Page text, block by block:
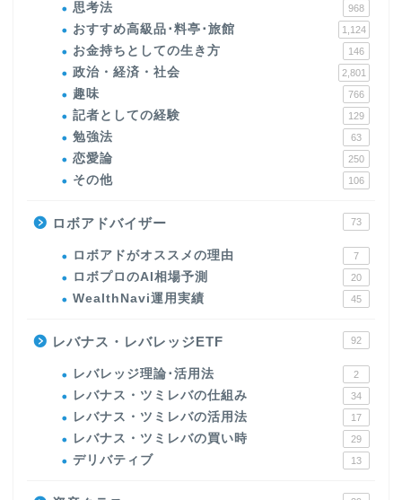
思考法 968
おすすめ高級品･料亭･旅館 1,124
お金持ちとしての生き方 146
政治・経済・社会 2,801
趣味 766
記者としての経験 129
勉強法 63
恋愛論 250
その他 106
ロボアドバイザー 73
ロボアドがオススメの理由 7
ロボプロのAI相場予測 20
WealthNavi運用実績 45
レバナス・レバレッジETF 92
レバレッジ理論･活用法 2
レバナス・ツミレバの仕組み 34
レバナス・ツミレバの活用法 17
レバナス・ツミレバの買い時 29
デリバティブ 13